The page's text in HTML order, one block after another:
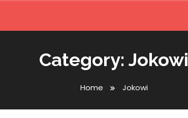
Category: Jokowi
Home Jokowi